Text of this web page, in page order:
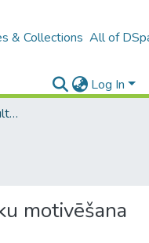
& Collections All of
Log In
B4 – LU fakultātes / Faculties of the UL
motivēšana